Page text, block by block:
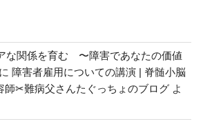
な関係を育む 〜障害であなたの価値
に 障害者雇用についての講演 | 脊髄小脳
師✂︎難病父さんたぐっちょのブログ よ